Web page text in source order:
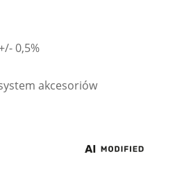
0,5%
akcesoriów